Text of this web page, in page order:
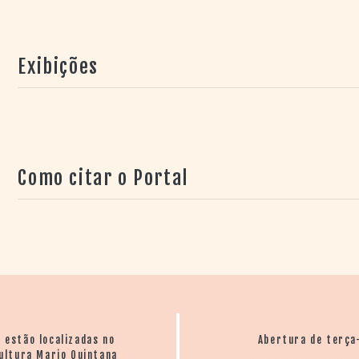
Exibições
Como citar o Portal
estão localizadas no
Mario Quintana
Abertura de